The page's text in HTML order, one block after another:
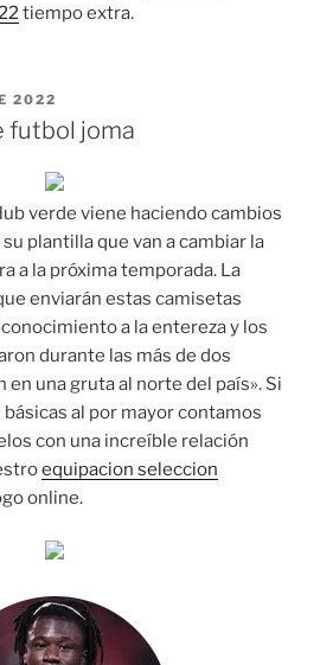
tiempo extra.
2022
futbol joma
verde viene haciendo cambios
plantilla que van a cambiar la
a la próxima temporada. La
enviarán estas camisetas
a la entereza y los
durante las más de dos
en una gruta al norte del país». Si
al por mayor contamos
con una increíble relación
equipacion seleccion
online.